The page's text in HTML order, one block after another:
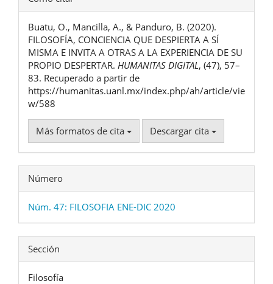
del
artículo
Buatu, O., Mancilla, A., & Panduro, B. (2020).
FILOSOFÍA, CONCIENCIA QUE DESPIERTA A SÍ
MISMA E INVITA A OTRAS A LA EXPERIENCIA DE SU
PROPIO DESPERTAR. HUMANITAS DIGITAL, (47), 57–
83. Recuperado a partir de
https://humanitas.uanl.mx/index.php/ah/article/vie
w/588
Más formatos de cita Descargar cita
Número
Núm. 47: FILOSOFIA ENE-DIC 2020
Sección
Filosofía